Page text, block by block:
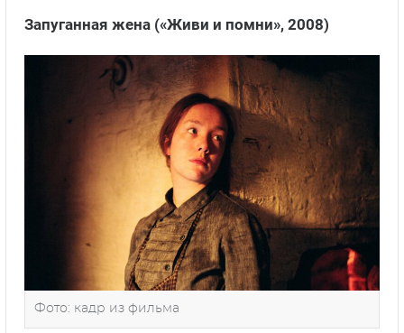
Запуганная жена («Живи и помни», 2008)
Фото: кадр из фильма